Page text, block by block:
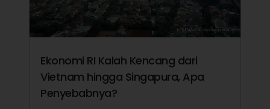
Ekonomi RI Kalah Kencang dari
Vietnam hingga Singapura, Apa
Penyebabnya?